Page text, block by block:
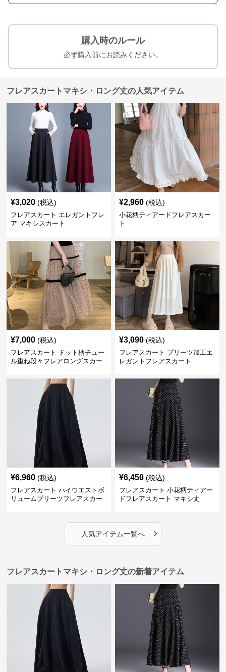
購入時のルール
必ず購入前にお読みください。
フレアスカートマキシ・ロング丈の人気アイテム
¥3,020 (税込)
フレアスカート エレガントフレ
ア マキシスカート
¥2,960 (税込)
小花柄ティアードフレアスカー
ト
¥7,000 (税込)
フレアスカート ドット柄チュー
ル重ね段々フレアロングスカー
¥3,090 (税込)
フレアスカート プリーツ加工エ
レガントフレアスカート
¥6,960 (税込)
フレアスカート ハイウエストボ
リュームプリーツフレアスカー
¥6,450 (税込)
フレアスカート 小花柄ティアー
ドフレアスカート マキシ丈
人気アイテム一覧へ ›
フレアスカートマキシ・ロング丈の新着アイテム